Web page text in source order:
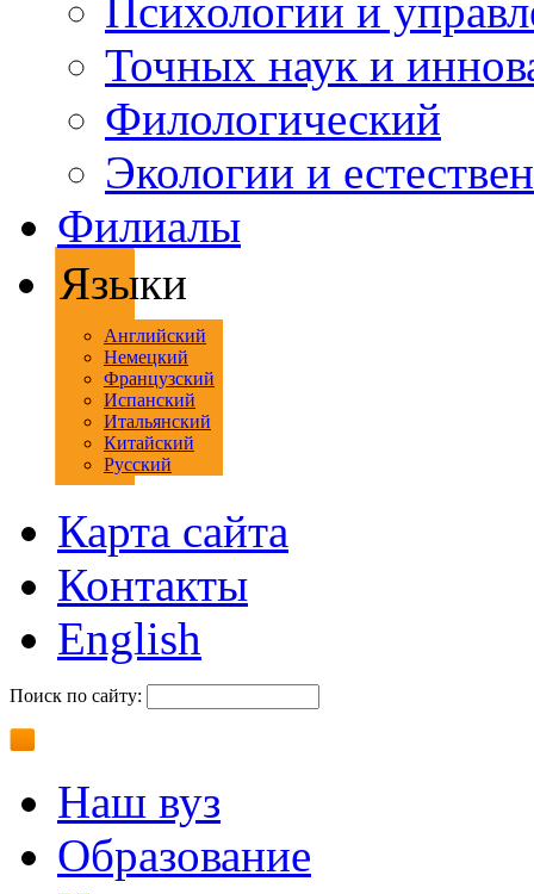
Психологии и
Точных наук и
Филологический
Экологии и
Филиалы
Языки
Английский
Немецкий
Французский
Испанский
Итальянский
Китайский
Русский
Карта сайта
Контакты
English
Поиск по сайту:
Наш вуз
Образование